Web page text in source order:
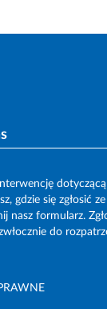
gdzie się zgłosić
nasz formularz.
do